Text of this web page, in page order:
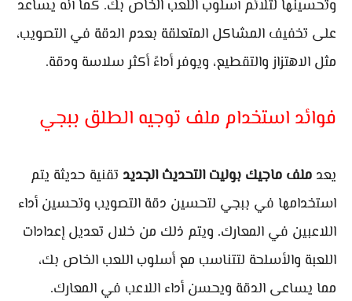
وتحسينها لتلائم أسلوب اللعب الخاص بك. كما أنه يساعد
على تخفيف المشاكل المتعلقة بعدم الدقة في التصويب،
مثل الاهتزاز والتقطيع، ويوفر أداءً أكثر سلاسة ودقة.
فوائد استخدام ملف توجيه الطلق ببجي
يعد ملف ماجيك بوليت التحديث الجديد تقنية حديثة يتم
استخدامها في ببجي لتحسين دقة التصويب وتحسين أداء
اللاعبين في المعارك. ويتم ذلك من خلال تعديل إعدادات
اللعبة والأسلحة لتتناسب مع أسلوب اللعب الخاص بك،
مما يساعى الدقة ويحسن أداء اللاعب في المعارك.